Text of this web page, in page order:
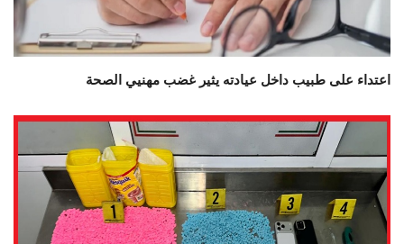
اعتداء على طبيب داخل عيادته يثير غضب مهنيي الصحة